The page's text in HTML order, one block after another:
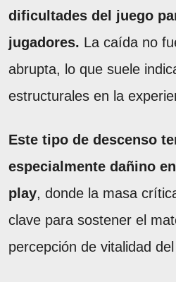
dificultades del juego
jugadores. La caída no
abrupta, lo que suele
estructurales en la
Este tipo de descenso
especialmente dañino
play, donde la masa
clave para sostener el
percepción de vitalidad